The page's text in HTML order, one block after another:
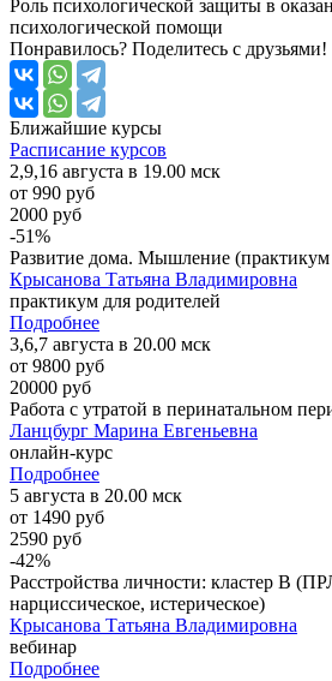
Роль психологической защиты в
психологической помощи
Понравилось? Поделитесь с друзьями!
Ближайшие курсы
Расписание курсов
2,9,16 августа в 19.00 мск
от 990 руб
2000 руб
-51%
Развитие дома. Мышление (практикум
Крысанова Татьяна Владимировна
практикум для родителей
Подробнее
3,6,7 августа в 20.00 мск
от 9800 руб
20000 руб
Работа с утратой в перинатальном
Ланцбург Марина Евгеньевна
онлайн-курс
Подробнее
5 августа в 20.00 мск
от 1490 руб
2590 руб
-42%
Расстройства личности: кластер B
нарциссическое, истерическое)
Крысанова Татьяна Владимировна
вебинар
Подробнее